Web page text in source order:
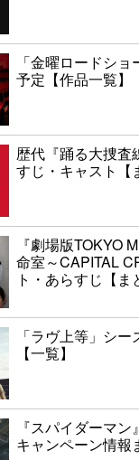
「金曜ロードシ
予定【作品一覧】
歴代『踊る大捜査
すじ・キャスト【
『劇場版TOKYO
命室～CAPITAL
ト・あらすじ【ま
「ラヴ上等」シ
【一覧】
『スパイダーマ
キャンペーン情報